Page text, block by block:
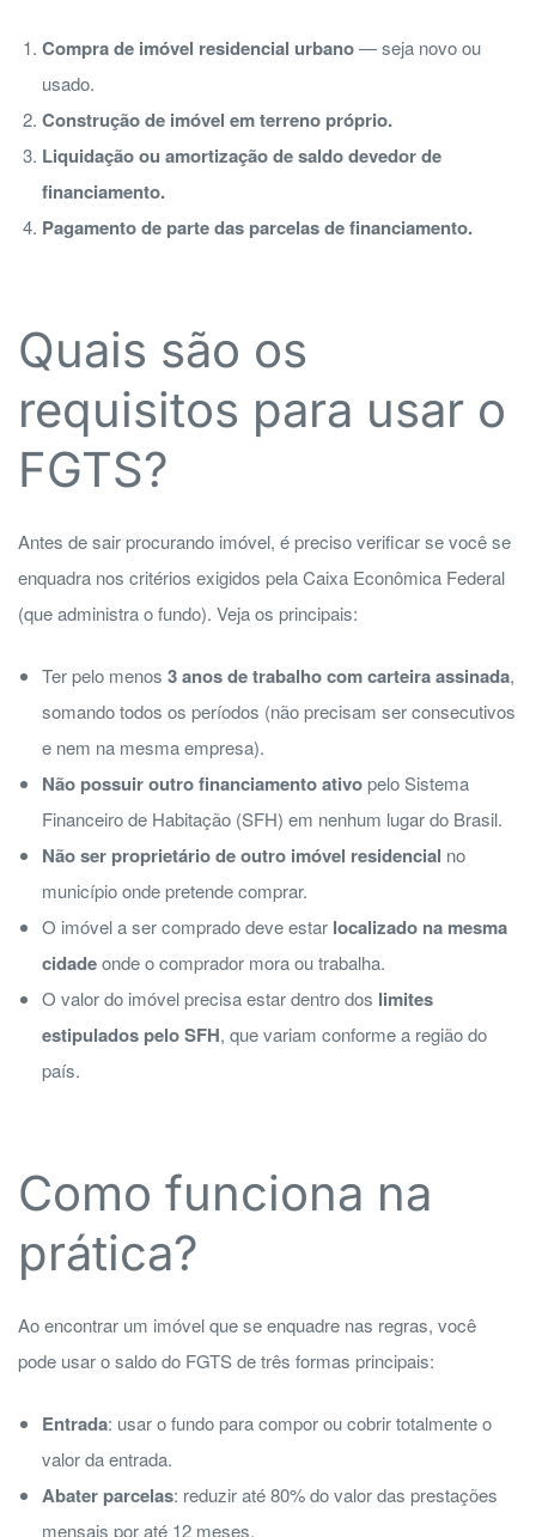
Compra de imóvel residencial urbano— seja novo ou
usado.
Construção de imóvel em terreno próprio.
Liquidação ou amortização de saldo devedor de
financiamento.
Pagamento de parte das parcelas de financiamento.
Quais são os
requisitos para usar o
FGTS?
Antes de sair procurando imóvel, é preciso verificar se você se
enquadra nos critérios exigidos pela Caixa Econômica Federal
(que administra o fundo). Veja os principais:
Ter pelo menos 3 anos de trabalho com carteira assinada,
somando todos os períodos (não precisam ser consecutivos
e nem na mesma empresa).
Não possuir outro financiamento ativopelo Sistema
Financeiro de Habitação (SFH) em nenhum lugar do Brasil.
Não ser proprietário de outro imóvel residencial no
município onde pretende comprar.
O imóvel a ser comprado deve estar localizado na mesma
cidadeonde o comprador mora ou trabalha.
O valor do imóvel precisa estar dentro dos limites
estipulados pelo SFH, que variam conforme a região do
país.
Como funciona na
prática?
Ao encontrar um imóvel que se enquadre nas regras, você
pode usar o saldo do FGTS de três formas principais:
Entrada: usar o fundo para compor ou cobrir totalmente o
valor da entrada.
Abater parcelas: reduzir até 80% do valor das prestações
mensais por até 12 meses.